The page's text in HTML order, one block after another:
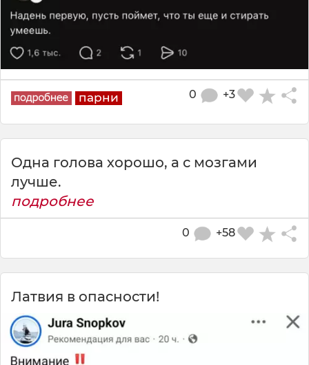
парни +3
0
Одна голова хорошо, а с мозгами
лучше.
подробнее
+58
0
Латвия в опасности!